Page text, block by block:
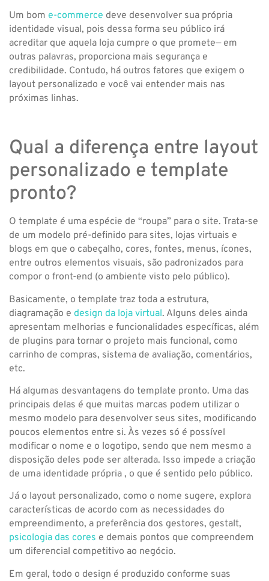
Um bom e-commerce deve desenvolver sua própria
identidade visual, pois dessa forma seu público irá
acreditar que aquela loja cumpre o que promete— em
outras palavras, proporciona mais segurança e
credibilidade. Contudo, há outros fatores que exigem o
layout personalizado e você vai entender mais nas
próximas linhas.
Qual a diferença entre layout
personalizado e template
pronto?
O template é uma espécie de “roupa” para o site. Trata-se
de um modelo pré-definido para sites, lojas virtuais e
blogs em que o cabeçalho, cores, fontes, menus, ícones,
entre outros elementos visuais, são padronizados para
compor o front-end (o ambiente visto pelo público).
Basicamente, o template traz toda a estrutura,
diagramação e design da loja virtual. Alguns deles ainda
apresentam melhorias e funcionalidades específicas, além
de plugins para tornar o projeto mais funcional, como
carrinho de compras, sistema de avaliação, comentários,
etc.
Há algumas desvantagens do template pronto. Uma das
principais delas é que muitas marcas podem utilizar o
mesmo modelo para desenvolver seus sites, modificando
poucos elementos entre si. Às vezes só é possível
modificar o nome e o logotipo, sendo que nem mesmo a
disposição deles pode ser alterada. Isso impede a criação
de uma identidade própria , o que é sentido pelo público.
Já o layout personalizado, como o nome sugere, explora
características de acordo com as necessidades do
empreendimento, a preferência dos gestores, gestalt,
psicologia das cores e demais pontos que compreendem
um diferencial competitivo ao negócio.
Em geral, todo o design é produzido conforme suas